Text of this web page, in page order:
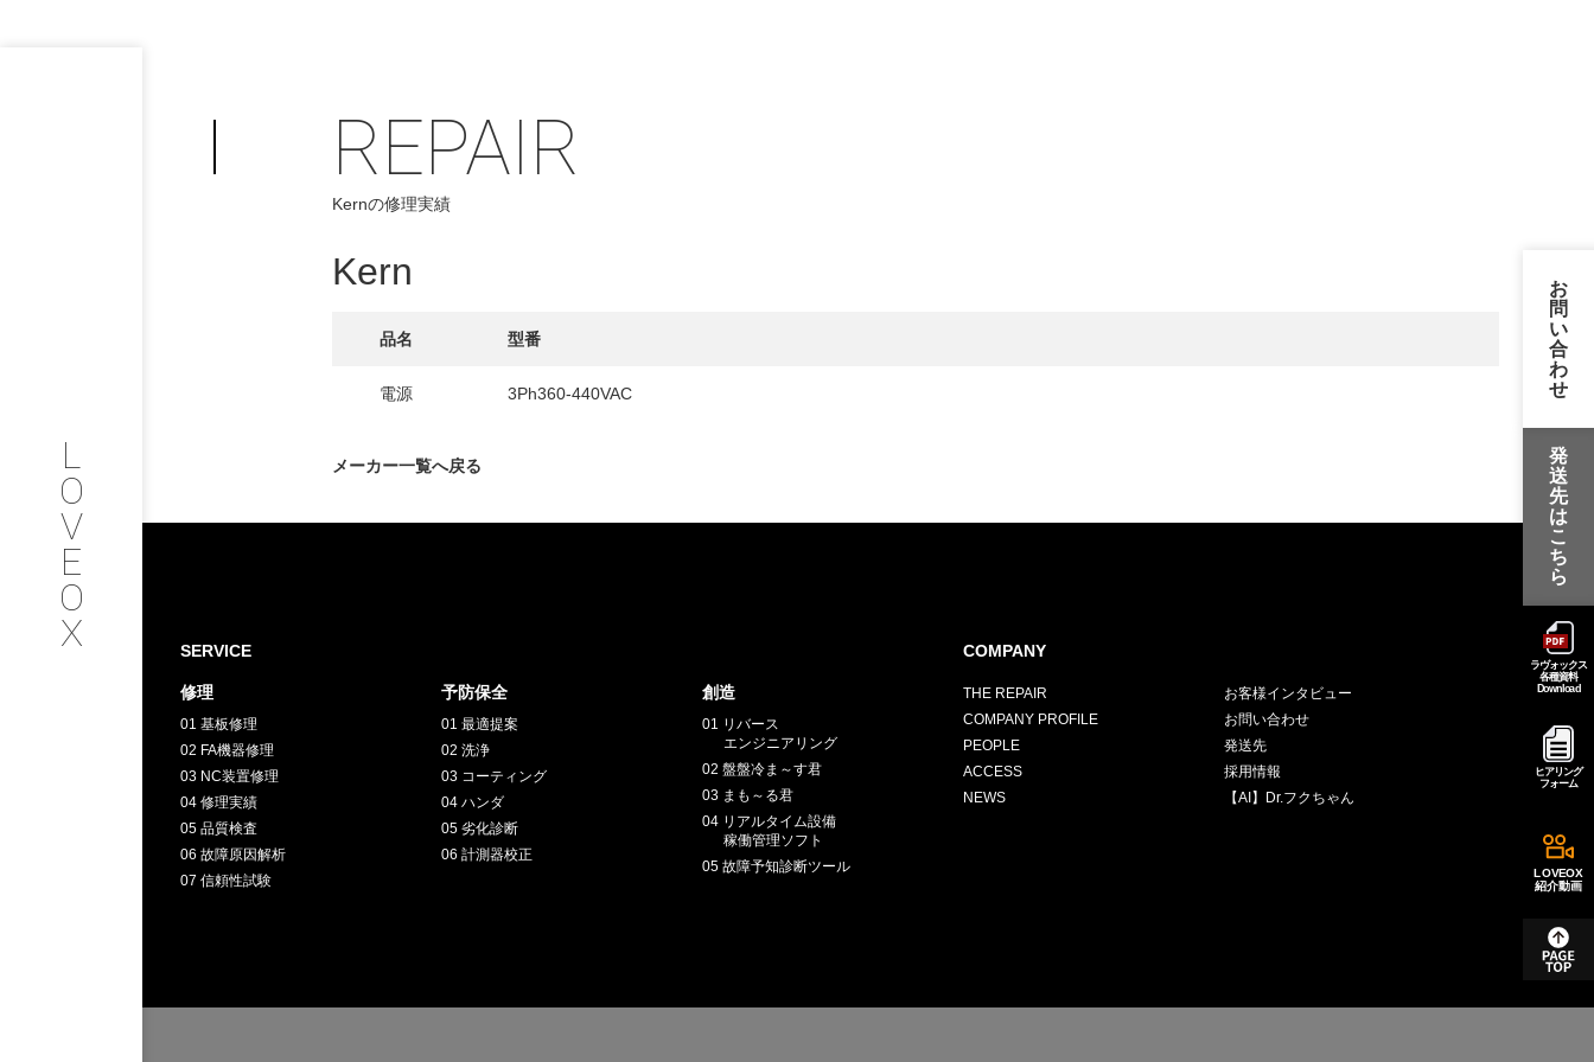
L
O
V
E
O
X
PHILOSOPHY
フィロソフィー
COMPANY
PROFILE
SERVICE
INTERVIEW
お客様インタビュー
RECRUIT
採用情報
CHALLENGE
お問い合わせ
お
問
い
合
わ
せ
発
送
先
は
こ
ち
ら
ラヴォックス
各種資料
Download
ヒアリング
フォーム
LOVEOX
紹介動画
REPAIR
Kernの修理実績
Kern
品名 型番
電源 3Ph360-440VAC
メーカー一覧へ戻る
SERVICE
修理
01 基板修理
02 FA機器修理
03 NC装置修理
04 修理実績
05 品質検査
06 故障原因解析
07 信頼性試験
予防保全
01 最適提案
02 洗浄
03 コーティング
04 ハンダ
05 劣化診断
06 計測器校正
創造
01 リバース
エンジニアリング
02 盤盤冷ま～す君
03 まも～る君
04 リアルタイム設備
稼働管理ソフト
05 故障予知診断ツール
COMPANY
THE REPAIR
COMPANY PROFILE
PEOPLE
ACCESS
NEWS
お客様インタビュー
お問い合わせ
発送先
採用情報
【AI】Dr.フクちゃん